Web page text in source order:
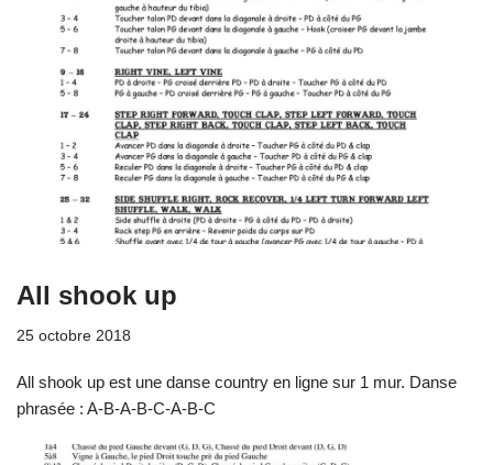
All shook up
25 octobre 2018
All shook up est une danse country en ligne sur 1 mur. Danse
phrasée : A-B-A-B-C-A-B-C